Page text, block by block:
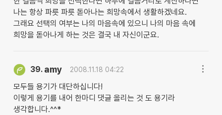
나는 항상 파릇 파릇 돋아나는 희망속에서 생활하겠네요.
그래요 선택의 여부는 나의 마음속에 있으니 나의 마음 속에
희망을 돋아나게 하는 것은 결국 내 자신이군요.
39. amy 2008.11.18 04:22
모두들 용기가 대단하십니다!
이렇게 용기를 내어 한마디 댓글 올리는 것 도 용기라
생각합니다.^^*